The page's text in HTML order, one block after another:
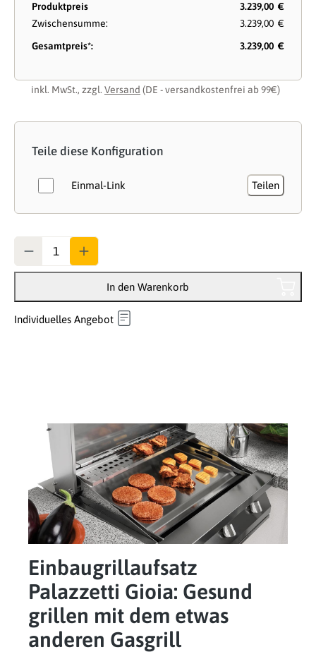
Produktpreis
3.239,00 €
Zwischensumme:
3.239,00 €
Gesamtpreis*:
3.239,00 €
inkl. MwSt., zzgl. Versand (DE - versandkostenfrei ab 99€)
Teile diese Konfiguration
Einmal-Link Teilen
In den Warenkorb
Individuelles Angebot
Einbaugrillaufsatz
Palazzetti Gioia: Gesund
grillen mit dem etwas
anderen Gasgrill